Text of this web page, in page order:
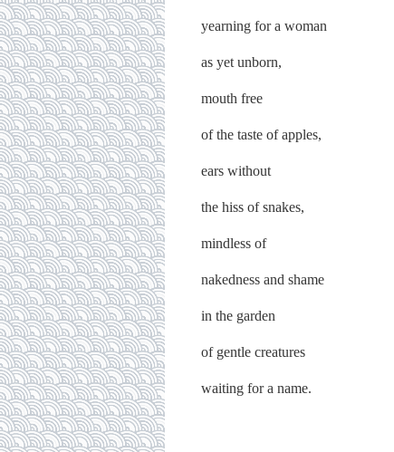
yearning for a woman
as yet unborn,
mouth free
of the taste of apples,
ears without
the hiss of snakes,
mindless of
nakedness and shame
in the garden
of gentle creatures
waiting for a name.